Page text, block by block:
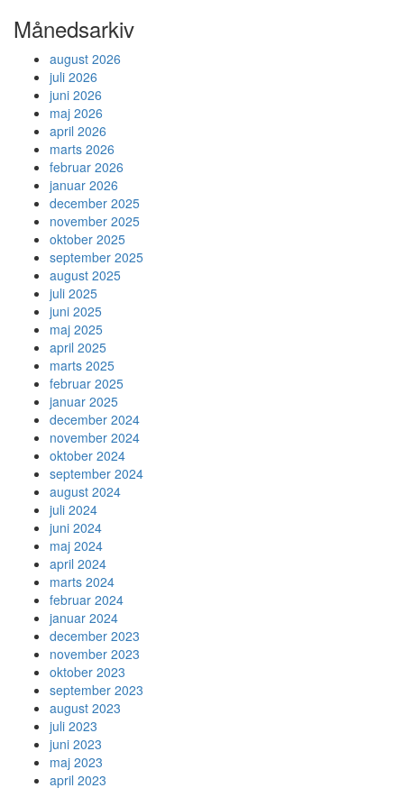
Månedsarkiv
august 2026
juli 2026
juni 2026
maj 2026
april 2026
marts 2026
februar 2026
januar 2026
december 2025
november 2025
oktober 2025
september 2025
august 2025
juli 2025
juni 2025
maj 2025
april 2025
marts 2025
februar 2025
januar 2025
december 2024
november 2024
oktober 2024
september 2024
august 2024
juli 2024
juni 2024
maj 2024
april 2024
marts 2024
februar 2024
januar 2024
december 2023
november 2023
oktober 2023
september 2023
august 2023
juli 2023
juni 2023
maj 2023
april 2023